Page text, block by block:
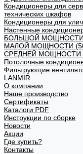
Кондиционеры для
технических шкафов
Кондиционеры для
Настенные
БОЛЬШОЙ МОЩНОСТИ
МАЛОЙ МОЩНОСТИ
СРЕДНЕЙ МОЩНОСТИ
Потолочные
Фильтрующие
LANMIR
О компании
Наше производство
Сертификаты
Каталоги PDF
Инструкции по сборке
Новости
Акции
Где купить?
Контакты